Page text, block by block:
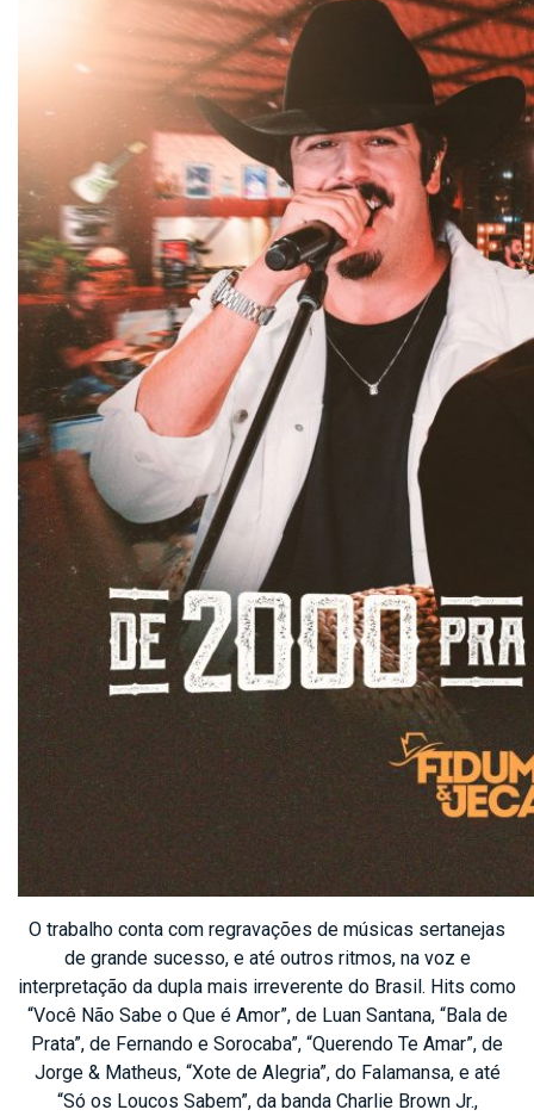
O trabalho conta com regravações de músicas sertanejas
de grande sucesso, e até outros ritmos, na voz e
interpretação da dupla mais irreverente do Brasil. Hits como
“Você Não Sabe o Que é Amor”, de Luan Santana, “Bala de
Prata”, de Fernando e Sorocaba”, “Querendo Te Amar”, de
Jorge & Matheus, “Xote de Alegria”, do Falamansa, e até
“Só os Loucos Sabem”, da banda Charlie Brown Jr.,